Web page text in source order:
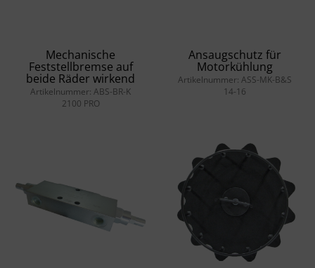
Mechanische
Feststellbremse auf
beide Räder wirkend
Artikelnummer: ABS-BR-K
2100 PRO
Ansaugschutz für
Motorkühlung
Artikelnummer: ASS-MK-B&S
14-16